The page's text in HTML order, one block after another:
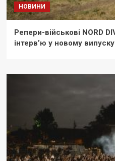
НОВИНИ
Репери-військові NORD
інтерв’ю у новому